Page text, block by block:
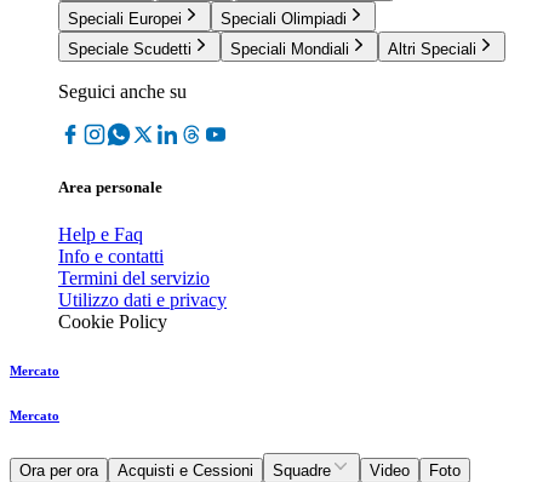
Speciali Europei
Speciali Olimpiadi
Speciale Scudetti
Speciali Mondiali Altri Speciali
Seguici anche su
Area personale
Help e Faq
Info e contatti
Termini del servizio
Utilizzo dati e privacy
Cookie Policy
Mercato
Mercato
Ora per ora Acquisti e Cessioni Squadre Video Foto